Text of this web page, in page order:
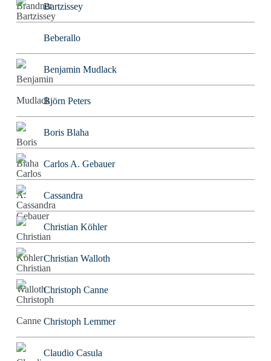
Bartzissey
Beberallo
Benjamin Mudlack
Björn Peters
Boris Blaha
Carlos A. Gebauer
Cassandra
Christian Köhler
Christian Walloth
Christoph Canne
Christoph Lemmer
Claudio Casula